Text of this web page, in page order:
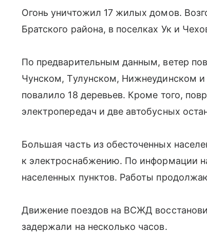
Огонь уничтожил 17 жилых домов.
Братского района, в поселках Ук и
По предварительным данным, ветер
Чунском, Тулунском, Нижнеудинском
повалило 18 деревьев. Кроме того,
электропередач и две автобусных
Большая часть из обесточенных
к электроснабжению. По информации
населенных пунктов. Работы
Движение поездов на ВСЖД
задержали на несколько часов.